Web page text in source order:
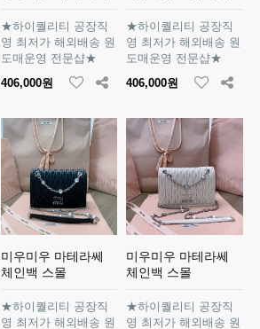
★하이퀄리티 공장직
영 최저가 해외배송 원
도매운영 전문샵★
406,000원
★하이퀄리티 공장직
영 최저가 해외배송 원
도매운영 전문샵★
406,000원
미우미우 마테라쎄
체인백 스몰
★하이퀄리티 공장직
영 최저가 해외배송 원
미우미우 마테라쎄
체인백 스몰
★하이퀄리티 공장직
영 최저가 해외배송 원